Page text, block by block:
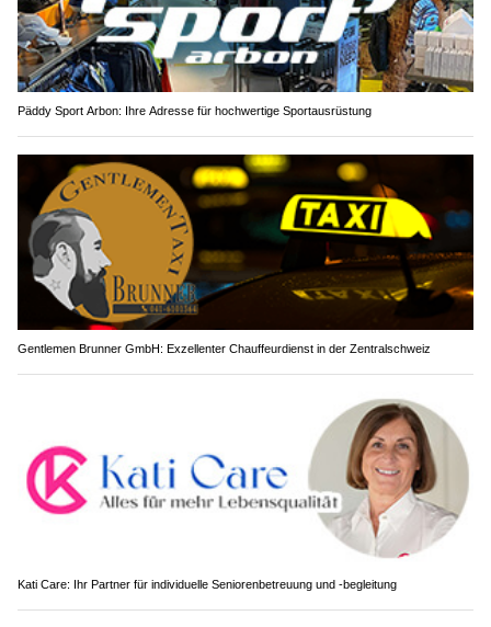
Päddy Sport Arbon: Ihre Adresse für hochwertige Sportausrüstung
Gentlemen Brunner GmbH: Exzellenter Chauffeurdienst in der Zentralschweiz
Kati Care: Ihr Partner für individuelle Seniorenbetreuung und -begleitung